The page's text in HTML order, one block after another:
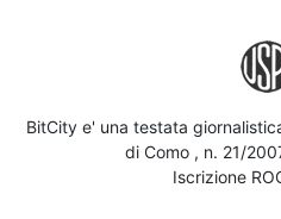
BitCity e' una testata
di Como , n. 21/
Iscrizione